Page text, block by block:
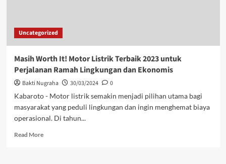
Uncategorized
Masih Worth It! Motor Listrik Terbaik 2023 untuk
Perjalanan Ramah Lingkungan dan Ekonomis
Bakti Nugraha 30/03/2024
0
Kabaroto - Motor listrik semakin menjadi pilihan utama bagi
masyarakat yang peduli lingkungan dan ingin menghemat biaya
operasional. Di tahun...
Read More